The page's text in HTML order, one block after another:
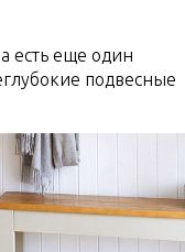
есть еще один
подвесные